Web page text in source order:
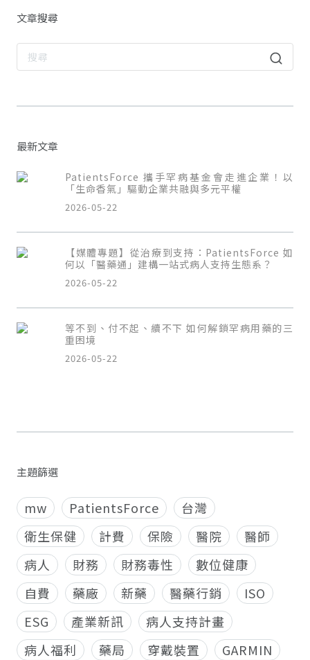
文章搜尋
最新文章
PatientsForce 攜手罕病基金會走進企業！以
「生命香氣」驅動企業共融與多元平權
2026-05-22
【媒體專題】從治療到支持：PatientsForce 如
何以「醫藥通」建構一站式病人支持生態系？
2026-05-22
等不到、付不起、續不下 如何解鎖罕病用藥的三
重困境
2026-05-22
主題篩選
mw PatientsForce
台灣
衛生保健
計費 保險 醫院
醫師
病人
財務 財務毒性
數位健康
自費
藥廠 新藥 醫藥行銷
ISO
ESG
產業新訊
病人支持計畫
病人福利
藥局 穿戴裝置
GARMIN